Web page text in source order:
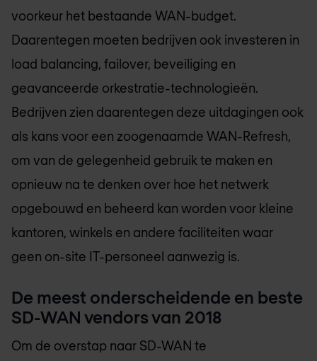
voorkeur het bestaande WAN-budget.
Daarentegen moeten bedrijven ook investeren in
load balancing, failover, beveiliging en
geavanceerde orkestratie-technologieën.
Bedrijven zien daarentegen deze uitdagingen ook
als kans voor een zoogenaamde WAN-Refresh,
om van de gelegenheid gebruik te maken en
opnieuw na te denken over hoe het netwerk
opgebouwd en beheerd kan worden voor kleine
kantoren, winkels en andere faciliteiten waar
geen on-site IT-personeel aanwezig is.
De meest onderscheidende en beste
SD-WAN vendors van 2018
Om de overstap naar SD-WAN te